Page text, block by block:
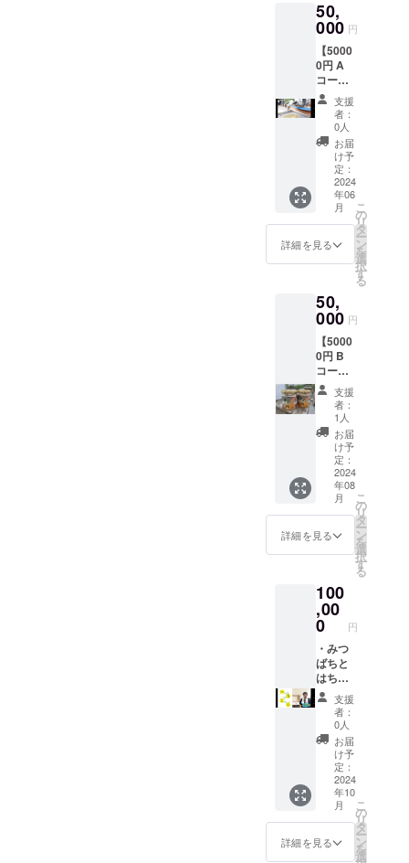
たが探求心
と向上心の
みで、電
気・電子設
計をこな
し、
新規開発プ
ロジェクト
リーダー兼
設計も複数
経験
しかし農業
の道をあき
らめきれ
中で教えを
請える師を
４０代後
半、運命の
師に出会え
みつばちを
こよなく愛
し育てる師
に弟子入り
し、
へ、現在に
表示は
お届け
ラベル
に表記
されま
す。 商
品開封
前には
必ずお
届けの
リター
ンに貼
付され
たラベ
ルや注
意書き
写真は
250g相
当の瓶
です。
※はちみ
つは一
歳未満
の乳児
およ
び、一
歳未満
の幼児
へ与え
ないで
くださ
い。 ※
原材料
表示は
お届け
ラベル
に表記
されま
す。 商
品開封
前には
必ずお
届けの
リター
ンに貼
付され
たラベ
ルや注
意書き
50,
000 円
【5000
0円 A
コー
ス】 ・
はちみ
つの蜜
絞り体
験をし
よう！
ご参加
くだ
さった
皆様
へ、国
産純粋
瓶
（800g
相当）
をお渡
ししま
す。 ※
参加費
用はお
一人様
50000
円で
す。 ※
蜜絞り
体験の
日程を
調整い
たしま
来場い
ただけ
ますよ
うに、
交通
マップ
をお送
りいた
しま
す。蜜
の貯ま
り具合
を見な
がら、
採蜜す
る場所
を決定
いたし
支援
者：
0人
お届
け予
定：
2024
年06
月
詳細を見る
こ
の
リ
タ
ー
ン
を
選
択
す
る
50,
000 円
【5000
0円 B
コー
ス】 ・
感謝の
メッ
セージ
葉書を
お送り
いたし
ます。
・国産
純粋生
はちみ
つ５瓶
（2kg相
お送り
いたし
ます。
※写真は
250g相
当の瓶
です。
※はちみ
つは一
歳未満
の乳児
およ
び、一
歳未満
の幼児
へ与え
ないで
くださ
い。 ※
支援
者：
1人
お届
け予
定：
2024
年08
月
詳細を見る
こ
の
リ
タ
ー
ン
を
選
択
す
る
100
,00
0 円
・みつ
ばちと
はちみ
つのこ
とを学
び、は
ちみつ
の瓶詰
め体験
をしよ
う！
（勉強
会人
数：10
名程
支援
者：
0人
お届
け予
定：
2024
年10
月
詳細を見る
こ
の
リ
タ
ー
ン
を
選